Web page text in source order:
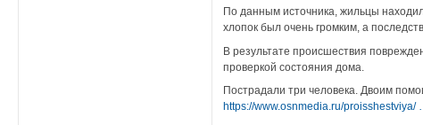
По данным источника, жильцы
хлопок был очень громким, а
В результате происшествия
проверкой состояния дома.
Пострадали три человека. Двоим
https://www.osnmedia.ru/proisshestviya/